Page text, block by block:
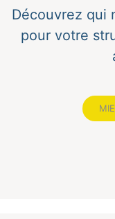
Découvrez qui
pour votre